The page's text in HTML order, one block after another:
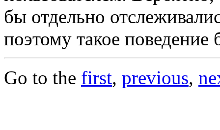
бы отдельно
поэтому такое
Go to the first, previous,